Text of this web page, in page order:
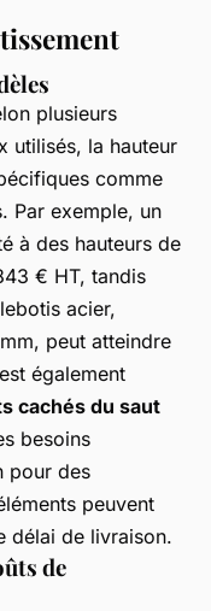
plusieurs
utilisés, la hauteur
comme
Par exemple, un
à des hauteurs de
€ HT, tandis
acier,
peut atteindre
également
cachés du saut
besoins
pour des
peuvent
délai de livraison.
de